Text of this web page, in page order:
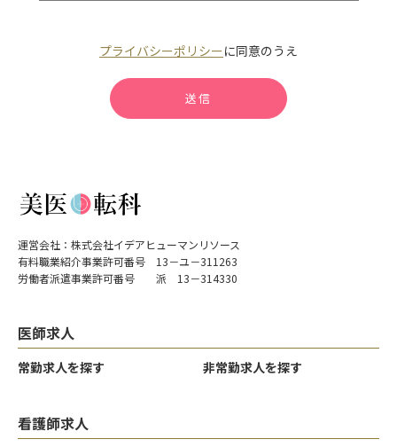
プライバシーポリシーに同意のうえ
運営会社：株式会社イデアヒューマンリソース
有料職業紹介事業許可番号 13－ユ－311263
労働者派遣事業許可番号 派 13－314330
医師求人
常勤求人を探す 非常勤求人を探す
看護師求人